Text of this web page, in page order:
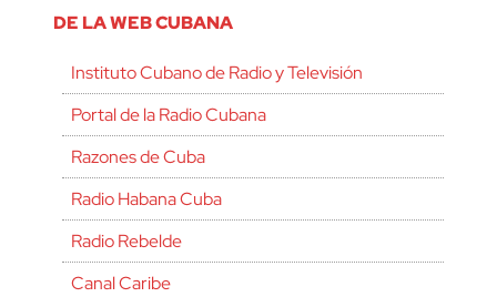
DE LA WEB CUBANA
Instituto Cubano de Radio y Televisión
Portal de la Radio Cubana
Razones de Cuba
Radio Habana Cuba
Radio Rebelde
Canal Caribe